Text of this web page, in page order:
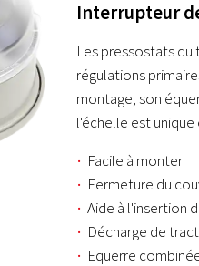
Interrupteur
Les pressostats du
régulations
montage, son
l'échelle est unique
Facile à monter
Fermeture du
Aide à l'insertion
Décharge de
Equerre